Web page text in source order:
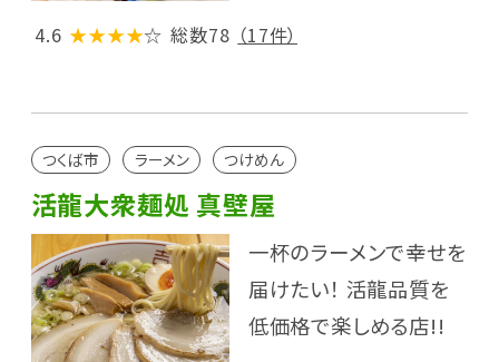
4.6 ★★★★☆ 総数78 （17件）
つくば市 ラーメン つけめん
活龍大衆麺処 真壁屋
一杯のラーメンで幸せを
届けたい！ 活龍品質を
低価格で楽しめる店!!